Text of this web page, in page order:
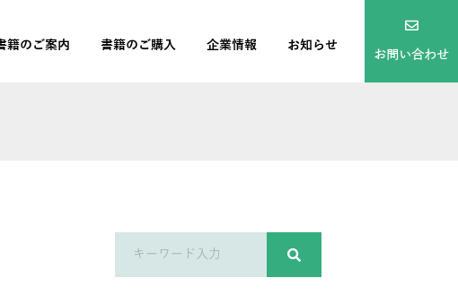
籍のご案内 書籍のご購入 企業情報 お知らせ
お問い合わせ